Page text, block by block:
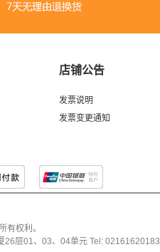
店铺公告
发票说明
发票变更通知
有权利。
26层01、03、04单元 Tel: 02161620183